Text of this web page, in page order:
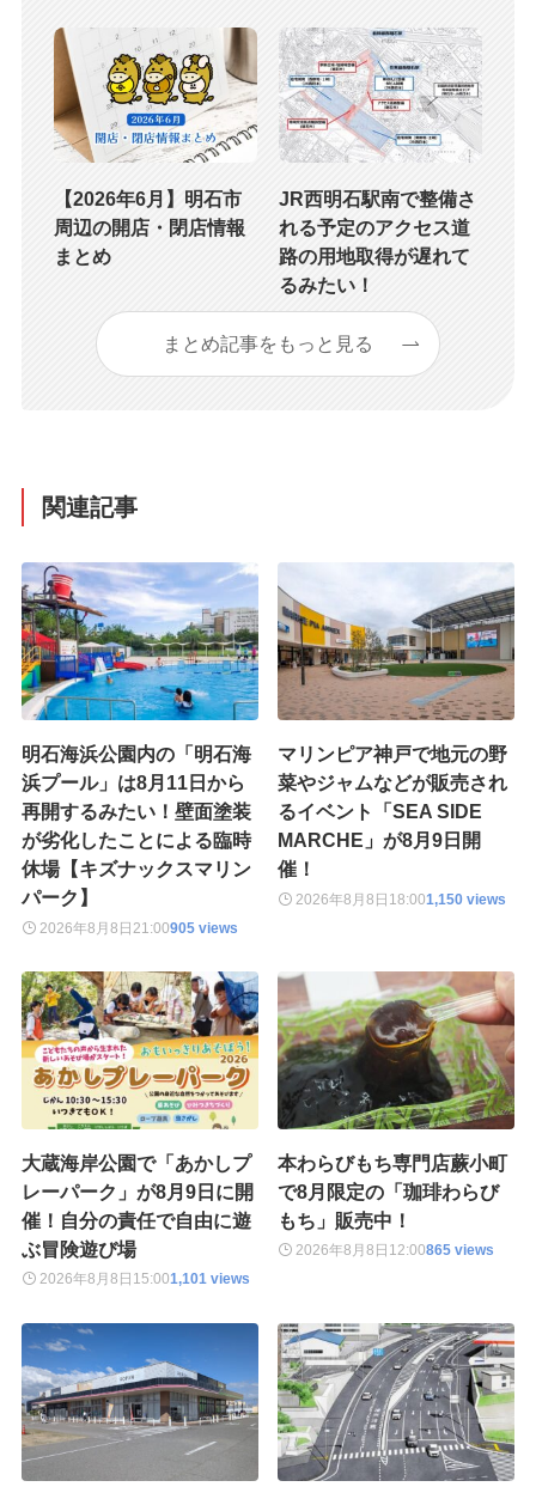
【2026年6月】明石市
周辺の開店・閉店情報
まとめ
JR西明石駅南で整備さ
れる予定のアクセス道
路の用地取得が遅れて
るみたい！
まとめ記事をもっと見る
関連記事
明石海浜公園内の「明石海
浜プール」は8月11日から
再開するみたい！壁面塗装
が劣化したことによる臨時
休場【キズナックスマリン
パーク】
2026年8月8日 21:00905 views
マリンピア神戸で地元の野
菜やジャムなどが販売され
るイベント「SEA SIDE
MARCHE」が8月9日開
催！
2026年8月8日 18:001,150 views
大蔵海岸公園で「あかしプ
レーパーク」が8月9日に開
催！自分の責任で自由に遊
ぶ冒険遊び場
2026年8月8日 15:001,101 views
本わらびもち専門店蕨小町
で8月限定の「珈琲わらび
もち」販売中！
2026年8月8日 12:00865 views